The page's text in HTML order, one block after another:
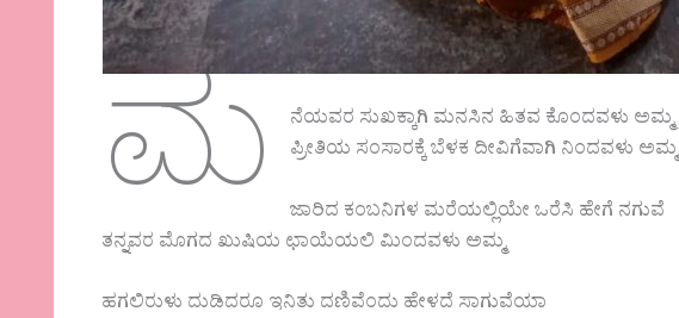
ಮ ನೆಯವರ ಸುಖಕ್ಕಾಗಿ ಮನಸಿನ ಹಿತವ ಕೊಂದವಳು ಅಮ್ಮ
ಪ್ರೀತಿಯ ಸಂಸಾರಕ್ಕೆ ಬೆಳಕ ದೀವಿಗೆವಾಗಿ ನಿಂದವಳು ಅಮ್ಮ
ಜಾರಿದ ಕಂಬನಿಗಳ ಮರೆಯಲ್ಲಿಯೇ ಒರೆಸಿ ಹೇಗೆ ನಗುವೆ
ತನ್ನವರ ಮೊಗದ ಖುಷಿಯ ಛಾಯೆಯಲಿ ಮಿಂದವಳು ಅಮ್ಮ
ಹಗಲಿರುಳು ದುಡಿದರೂ ಇನಿತು ದಣಿವೆಂದು ಹೇಳದೆ ಸಾಗುವೆಯಾ